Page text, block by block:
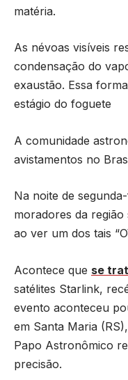
matéria.
As névoas visíveis
condensação do
exaustão. Essa
estágio do foguete
A comunidade
avistamentos no
Na noite de
moradores da
ao ver um dos tais
Acontece que se
satélites Starlink,
evento aconteceu
em Santa Maria
Papo Astronômico
precisão.